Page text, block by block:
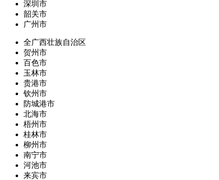
深圳市
韶关市
广州市
全广西壮族自治区
贺州市
百色市
玉林市
贵港市
钦州市
防城港市
北海市
梧州市
桂林市
柳州市
南宁市
河池市
来宾市